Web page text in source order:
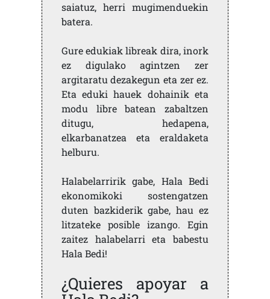
saiatuz, herri mugimenduekin
batera.
Gure edukiak libreak dira, inork
ez digulako agintzen zer
argitaratu dezakegun eta zer ez.
Eta eduki hauek dohainik eta
modu libre batean zabaltzen
ditugu, hedapena,
elkarbanatzea eta eraldaketa
helburu.
Halabelarririk gabe, Hala Bedi
ekonomikoki sostengatzen
duten bazkiderik gabe, hau ez
litzateke posible izango. Egin
zaitez halabelarri eta babestu
Hala Bedi!
¿Quieres apoyar a